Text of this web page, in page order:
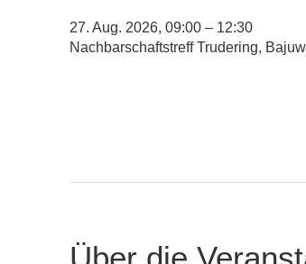
27. Aug. 2026, 09:00 – 12:30
Nachbarschaftstreff Trudering,
Über die